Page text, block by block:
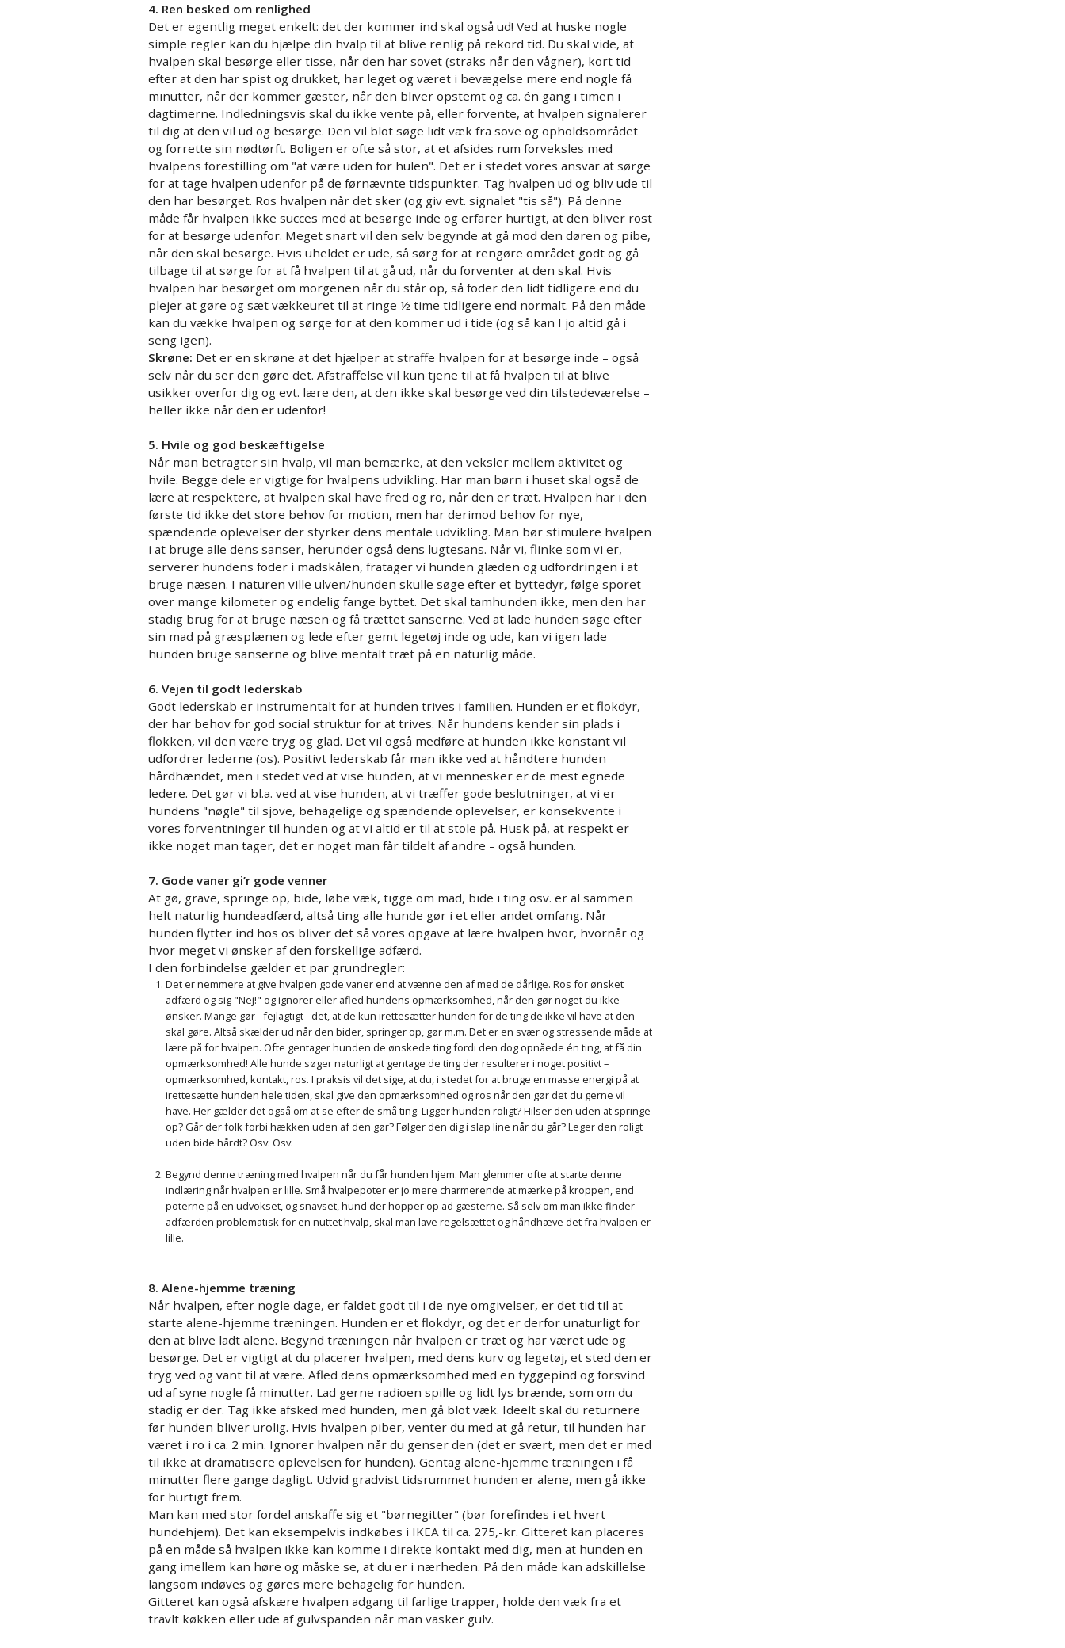
4. Ren besked om renlighed
Det er egentlig meget enkelt: det der kommer ind skal også ud! Ved at huske nogle
simple regler kan du hjælpe din hvalp til at blive renlig på rekord tid. Du skal vide, at
hvalpen skal besørge eller tisse, når den har sovet (straks når den vågner), kort tid
efter at den har spist og drukket, har leget og været i bevægelse mere end nogle få
minutter, når der kommer gæster, når den bliver opstemt og ca. én gang i timen i
dagtimerne. Indledningsvis skal du ikke vente på, eller forvente, at hvalpen signalerer
til dig at den vil ud og besørge. Den vil blot søge lidt væk fra sove og opholdsområdet
og forrette sin nødtørft. Boligen er ofte så stor, at et afsides rum forveksles med
hvalpens forestilling om "at være uden for hulen". Det er i stedet vores ansvar at sørge
for at tage hvalpen udenfor på de førnævnte tidspunkter. Tag hvalpen ud og bliv ude til
den har besørget. Ros hvalpen når det sker (og giv evt. signalet "tis så"). På denne
måde får hvalpen ikke succes med at besørge inde og erfarer hurtigt, at den bliver rost
for at besørge udenfor. Meget snart vil den selv begynde at gå mod den døren og pibe,
når den skal besørge. Hvis uheldet er ude, så sørg for at rengøre området godt og gå
tilbage til at sørge for at få hvalpen til at gå ud, når du forventer at den skal. Hvis
hvalpen har besørget om morgenen når du står op, så foder den lidt tidligere end du
plejer at gøre og sæt vækkeuret til at ringe ½ time tidligere end normalt. På den måde
kan du vække hvalpen og sørge for at den kommer ud i tide (og så kan I jo altid gå i
seng igen).
Skrøne: Det er en skrøne at det hjælper at straffe hvalpen for at besørge inde – også
selv når du ser den gøre det. Afstraffelse vil kun tjene til at få hvalpen til at blive
usikker overfor dig og evt. lære den, at den ikke skal besørge ved din tilstedeværelse –
heller ikke når den er udenfor!
5. Hvile og god beskæftigelse
Når man betragter sin hvalp, vil man bemærke, at den veksler mellem aktivitet og
hvile. Begge dele er vigtige for hvalpens udvikling. Har man børn i huset skal også de
lære at respektere, at hvalpen skal have fred og ro, når den er træt. Hvalpen har i den
første tid ikke det store behov for motion, men har derimod behov for nye,
spændende oplevelser der styrker dens mentale udvikling. Man bør stimulere hvalpen
i at bruge alle dens sanser, herunder også dens lugtesans. Når vi, flinke som vi er,
serverer hundens foder i madskålen, fratager vi hunden glæden og udfordringen i at
bruge næsen. I naturen ville ulven/hunden skulle søge efter et byttedyr, følge sporet
over mange kilometer og endelig fange byttet. Det skal tamhunden ikke, men den har
stadig brug for at bruge næsen og få trættet sanserne. Ved at lade hunden søge efter
sin mad på græsplænen og lede efter gemt legetøj inde og ude, kan vi igen lade
hunden bruge sanserne og blive mentalt træt på en naturlig måde.
6. Vejen til godt lederskab
Godt lederskab er instrumentalt for at hunden trives i familien. Hunden er et flokdyr,
der har behov for god social struktur for at trives. Når hundens kender sin plads i
flokken, vil den være tryg og glad. Det vil også medføre at hunden ikke konstant vil
udfordrer lederne (os). Positivt lederskab får man ikke ved at håndtere hunden
hårdhændet, men i stedet ved at vise hunden, at vi mennesker er de mest egnede
ledere. Det gør vi bl.a. ved at vise hunden, at vi træffer gode beslutninger, at vi er
hundens "nøgle" til sjove, behagelige og spændende oplevelser, er konsekvente i
vores forventninger til hunden og at vi altid er til at stole på. Husk på, at respekt er
ikke noget man tager, det er noget man får tildelt af andre – også hunden.
7. Gode vaner gi’r gode venner
At gø, grave, springe op, bide, løbe væk, tigge om mad, bide i ting osv. er al sammen
helt naturlig hundeadfærd, altså ting alle hunde gør i et eller andet omfang. Når
hunden flytter ind hos os bliver det så vores opgave at lære hvalpen hvor, hvornår og
hvor meget vi ønsker af den forskellige adfærd.
I den forbindelse gælder et par grundregler:
Det er nemmere at give hvalpen gode vaner end at vænne den af med de dårlige. Ros for ønsket
adfærd og sig "Nej!" og ignorer eller afled hundens opmærksomhed, når den gør noget du ikke
ønsker. Mange gør - fejlagtigt - det, at de kun irettesætter hunden for de ting de ikke vil have at den
skal gøre. Altså skælder ud når den bider, springer op, gør m.m. Det er en svær og stressende måde at
lære på for hvalpen. Ofte gentager hunden de ønskede ting fordi den dog opnåede én ting, at få din
opmærksomhed! Alle hunde søger naturligt at gentage de ting der resulterer i noget positivt –
opmærksomhed, kontakt, ros. I praksis vil det sige, at du, i stedet for at bruge en masse energi på at
irettesætte hunden hele tiden, skal give den opmærksomhed og ros når den gør det du gerne vil
have. Her gælder det også om at se efter de små ting: Ligger hunden roligt? Hilser den uden at springe
op? Går der folk forbi hækken uden af den gør? Følger den dig i slap line når du går? Leger den roligt
uden bide hårdt? Osv. Osv.
Begynd denne træning med hvalpen når du får hunden hjem. Man glemmer ofte at starte denne
indlæring når hvalpen er lille. Små hvalpepoter er jo mere charmerende at mærke på kroppen, end
poterne på en udvokset, og snavset, hund der hopper op ad gæsterne. Så selv om man ikke finder
adfærden problematisk for en nuttet hvalp, skal man lave regelsættet og håndhæve det fra hvalpen er
lille.
8. Alene-hjemme træning
Når hvalpen, efter nogle dage, er faldet godt til i de nye omgivelser, er det tid til at
starte alene-hjemme træningen. Hunden er et flokdyr, og det er derfor unaturligt for
den at blive ladt alene. Begynd træningen når hvalpen er træt og har været ude og
besørge. Det er vigtigt at du placerer hvalpen, med dens kurv og legetøj, et sted den er
tryg ved og vant til at være. Afled dens opmærksomhed med en tyggepind og forsvind
ud af syne nogle få minutter. Lad gerne radioen spille og lidt lys brænde, som om du
stadig er der. Tag ikke afsked med hunden, men gå blot væk. Ideelt skal du returnere
før hunden bliver urolig. Hvis hvalpen piber, venter du med at gå retur, til hunden har
været i ro i ca. 2 min. Ignorer hvalpen når du genser den (det er svært, men det er med
til ikke at dramatisere oplevelsen for hunden). Gentag alene-hjemme træningen i få
minutter flere gange dagligt. Udvid gradvist tidsrummet hunden er alene, men gå ikke
for hurtigt frem.
Man kan med stor fordel anskaffe sig et "børnegitter" (bør forefindes i et hvert
hundehjem). Det kan eksempelvis indkøbes i IKEA til ca. 275,-kr. Gitteret kan placeres
på en måde så hvalpen ikke kan komme i direkte kontakt med dig, men at hunden en
gang imellem kan høre og måske se, at du er i nærheden. På den måde kan adskillelse
langsom indøves og gøres mere behagelig for hunden.
Gitteret kan også afskære hvalpen adgang til farlige trapper, holde den væk fra et
travlt køkken eller ude af gulvspanden når man vasker gulv.